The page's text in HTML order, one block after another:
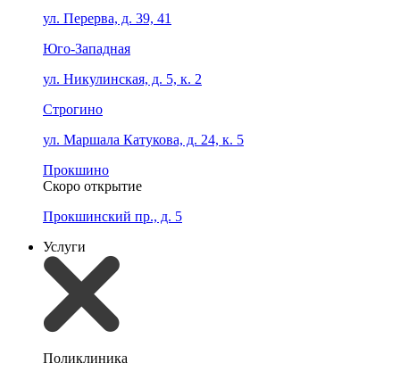
ул. Перерва, д. 39, 41
Юго-Западная
ул. Никулинская, д. 5, к. 2
Строгино
ул. Маршала Катукова, д. 24, к. 5
Прокшино
Скоро открытие
Прокшинский пр., д. 5
Услуги
Поликлиника